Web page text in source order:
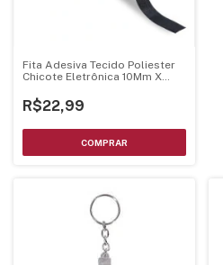
Fita Adesiva Tecido Poliester
Chicote Eletrônica 10Mm X
R$22,99